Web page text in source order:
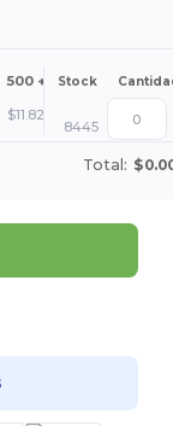
500 + Más
Stock
$11.82 +
8445
Total: